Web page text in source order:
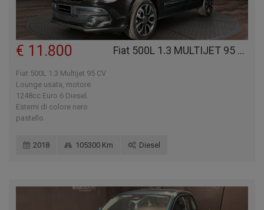
Fiat 500L 1.3 MULTIJET 95 CV LOUNGE
€ 11.800
Fiat 500L 1.3 Multijet 95 CV
Lounge usata, motore
1248cc Euro 6 Diesel.
Esterni di colore nero
pastello.
2018 105300 Km Diesel